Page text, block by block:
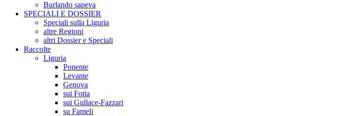
Burlando sapeva
SPECIALI E DOSSIER
Speciali sulla Liguria
altre Regioni
altri Dossier e Speciali
Raccolte
Liguria
Ponente
Levante
Genova
sui Fotia
sui Gullace-Fazzari
su Fameli